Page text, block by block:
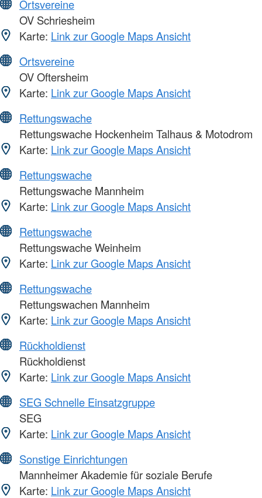
Ortsvereine
OV Schriesheim
Karte: Link zur Google Maps Ansicht
Ortsvereine
OV Oftersheim
Karte: Link zur Google Maps Ansicht
Rettungswache
Rettungswache Hockenheim Talhaus & Motodrom
Karte: Link zur Google Maps Ansicht
Rettungswache
Rettungswache Mannheim
Karte: Link zur Google Maps Ansicht
Rettungswache
Rettungswache Weinheim
Karte: Link zur Google Maps Ansicht
Rettungswache
Rettungswachen Mannheim
Karte: Link zur Google Maps Ansicht
Rückholdienst
Rückholdienst
Karte: Link zur Google Maps Ansicht
SEG Schnelle Einsatzgruppe
SEG
Karte: Link zur Google Maps Ansicht
Sonstige Einrichtungen
Mannheimer Akademie für soziale Berufe
Karte: Link zur Google Maps Ansicht